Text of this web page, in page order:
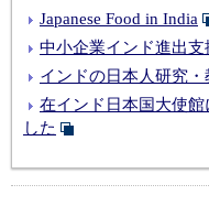
Japanese Food in India
中小企業インド進出
インドの日本人研究
在インド日本国大使館
した